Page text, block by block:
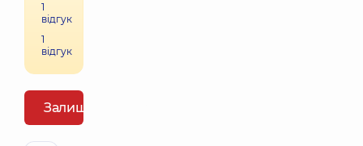
1
відгук
1
відгук
Залишити відгук